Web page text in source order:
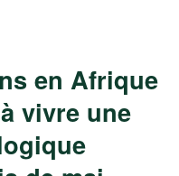
en Afrique
vivre une